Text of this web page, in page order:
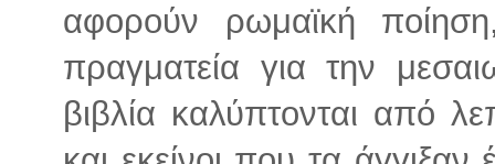
αφορούν ρωμαϊκή
πραγματεία για την
βιβλία καλύπτονται από